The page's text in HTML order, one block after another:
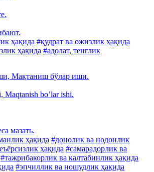
ҳақида #қудрат ва ожизлик ҳақида
ҳақида #адолат, тенглик
Мақтаниш бўлар иши.
Maqtanish boʼlar ishi.
мазать.
ҳақида #донолик ва нодонлик
ҳақида #самарадорлик ва
#тажрибакорлик ва калтабинлик ҳақида
#эпчиллик ва ношудлик ҳақида